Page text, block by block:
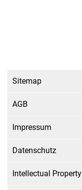
Sitemap
AGB
Impressum
Datenschutz
Intellectual Property